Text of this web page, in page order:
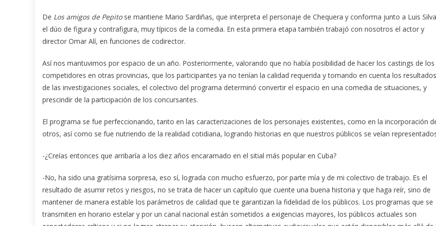
De Los amigos de Pepitose mantiene Mario Sardiñas, que interpreta el personaje de Chequera y conforma junto a Luis Silva
el dúo de figura y contrafigura, muy típicos de la comedia. En esta primera etapa también trabajó con nosotros el actor y
director Omar Alí, en funciones de codirector.
Así nos mantuvimos por espacio de un año. Posteriormente, valorando que no había posibilidad de hacer los castings de los
competidores en otras provincias, que los participantes ya no tenían la calidad requerida y tomando en cuenta los resultados
de las investigaciones sociales, el colectivo del programa determinó convertir el espacio en una comedia de situaciones, y
prescindir de la participación de los concursantes.
El programa se fue perfeccionando, tanto en las caracterizaciones de los personajes existentes, como en la incorporación
otros, así como se fue nutriendo de la realidad cotidiana, logrando historias en que nuestros públicos se veían
-¿Creías entonces que arribaría a los diez años encaramado en el sitial más popular en Cuba?
-No, ha sido una gratísima sorpresa, eso sí, lograda con mucho esfuerzo, por parte mía y de mi colectivo de trabajo. Es el
resultado de asumir retos y riesgos, no se trata de hacer un capítulo que cuente una buena historia y que haga reír, sino de
mantener de manera estable los parámetros de calidad que te garantizan la fidelidad de los públicos. Los programas que se
transmiten en horario estelar y por un canal nacional están sometidos a exigencias mayores, los públicos actuales son